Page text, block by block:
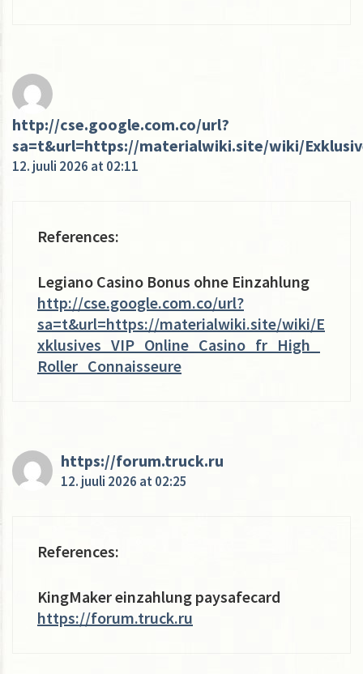
http://cse.google.com.co/url?
sa=t&url=https://materialwiki.site/wiki/
12. juuli 2026 at 02:11
References:
Legiano Casino Bonus ohne Einzahlung
http://cse.google.com.co/url?
sa=t&url=https://materialwiki.site/wiki/E
xklusives_VIP_Online_Casino_fr_High_
Roller_Connaisseure
https://forum.truck.ru
12. juuli 2026 at 02:25
References:
KingMaker einzahlung paysafecard
https://forum.truck.ru